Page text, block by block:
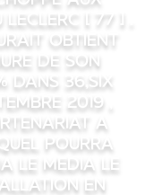
[ 77 ] .
obtient
de son
dans 36,six
2019 ,
a
pourra
le media le
en